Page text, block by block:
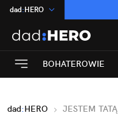
dad:HERO
:Temat
INN:Poland
ASZ:dziennik
Rozrywka
BOHATEROWIE
dad:HERO JESTEM TATĄ